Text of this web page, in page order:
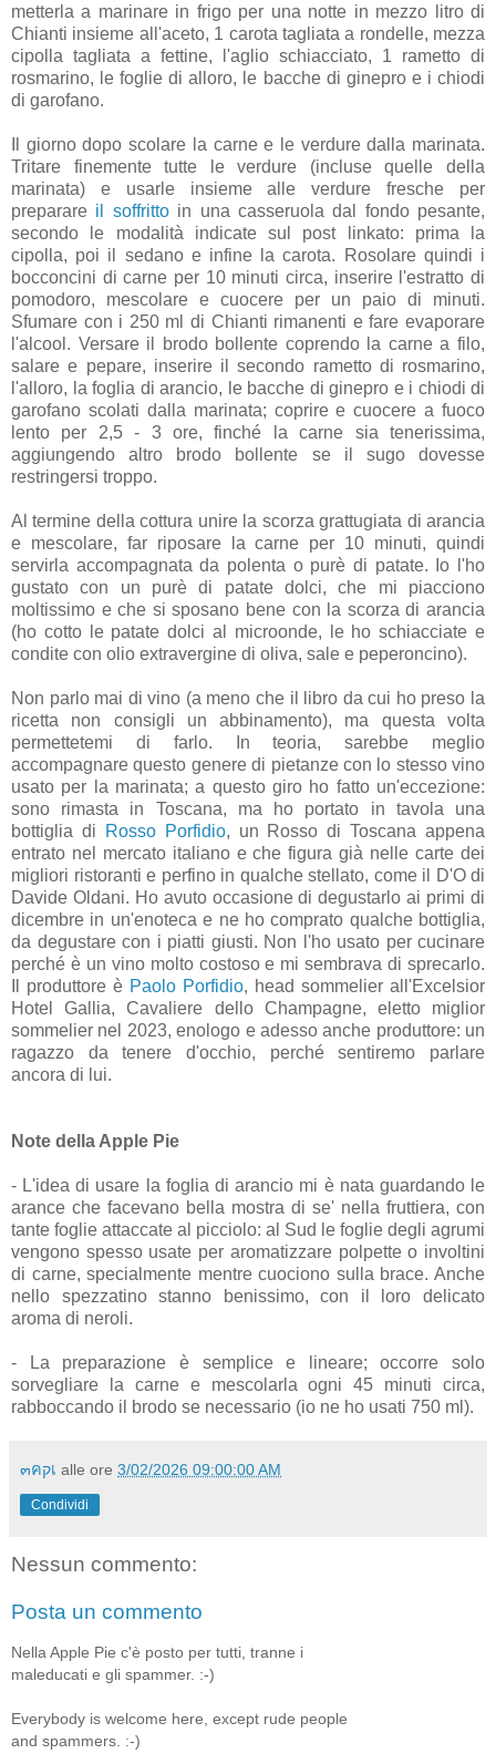
metterla a marinare in frigo per una notte in mezzo litro di
Chianti insieme all'aceto, 1 carota tagliata a rondelle, mezza
cipolla tagliata a fettine, l'aglio schiacciato, 1 rametto di
rosmarino, le foglie di alloro, le bacche di ginepro e i chiodi
di garofano.
Il giorno dopo scolare la carne e le verdure dalla marinata.
Tritare finemente tutte le verdure (incluse quelle della
marinata) e usarle insieme alle verdure fresche per
preparare il soffrittoin una casseruola dal fondo pesante,
secondo le modalità indicate sul post linkato: prima la
cipolla, poi il sedano e infine la carota. Rosolare quindi i
bocconcini di carne per 10 minuti circa, inserire l'estratto di
pomodoro, mescolare e cuocere per un paio di minuti.
Sfumare con i 250 ml di Chianti rimanenti e fare evaporare
l'alcool. Versare il brodo bollente coprendo la carne a filo,
salare e pepare, inserire il secondo rametto di rosmarino,
l'alloro, la foglia di arancio, le bacche di ginepro e i chiodi di
garofano scolati dalla marinata; coprire e cuocere a fuoco
lento per 2,5 - 3 ore, finché la carne sia tenerissima,
aggiungendo altro brodo bollente se il sugo dovesse
restringersi troppo.
Al termine della cottura unire la scorza grattugiata di arancia
e mescolare, far riposare la carne per 10 minuti, quindi
servirla accompagnata da polenta o purè di patate. Io l'ho
gustato con un purè di patate dolci, che mi piacciono
moltissimo e che si sposano bene con la scorza di arancia
(ho cotto le patate dolci al microonde, le ho schiacciate e
condite con olio extravergine di oliva, sale e peperoncino).
Non parlo mai di vino (a meno che il libro da cui ho preso la
ricetta non consigli un abbinamento), ma questa volta
permettetemi di farlo. In teoria, sarebbe meglio
accompagnare questo genere di pietanze con lo stesso vino
usato per la marinata; a questo giro ho fatto un'eccezione:
sono rimasta in Toscana, ma ho portato in tavola una
bottiglia di
Rosso Porfidio, un Rosso di Toscana appena
entrato nel mercato italiano e che figura già nelle carte dei
migliori ristoranti e perfino in qualche stellato, come il D'O di
Davide Oldani. Ho avuto occasione di degustarlo ai primi di
dicembre in un'enoteca e ne ho comprato qualche bottiglia,
da degustare con i piatti giusti. Non l'ho usato per cucinare
perché è un vino molto costoso e mi sembrava di sprecarlo.
Il produttore è Paolo Porfidio, head sommelier all'Excelsior
Hotel Gallia, Cavaliere dello Champagne, eletto miglior
sommelier nel 2023, enologo e adesso anche produttore: un
ragazzo da tenere d'occhio, perché sentiremo parlare
ancora di lui.
Note della Apple Pie
- L'idea di usare la foglia di arancio mi è nata guardando le
arance che facevano bella mostra di se' nella fruttiera, con
tante foglie attaccate al picciolo: al Sud le foglie degli agrumi
vengono spesso usate per aromatizzare polpette o involtini
di carne, specialmente mentre cuociono sulla brace. Anche
nello spezzatino stanno benissimo, con il loro delicato
aroma di neroli.
- La preparazione è semplice e lineare; occorre solo
sorvegliare la carne e mescolarla ogni 45 minuti circa,
rabboccando il brodo se necessario (io ne ho usati 750 ml).
๓คקเ alle ore 3/02/2026 09:00:00 AM
Condividi
Nessun commento:
Posta un commento
Nella Apple Pie c'è posto per tutti, tranne i
maleducati e gli spammer. :-)
Everybody is welcome here, except rude people
and spammers. :-)